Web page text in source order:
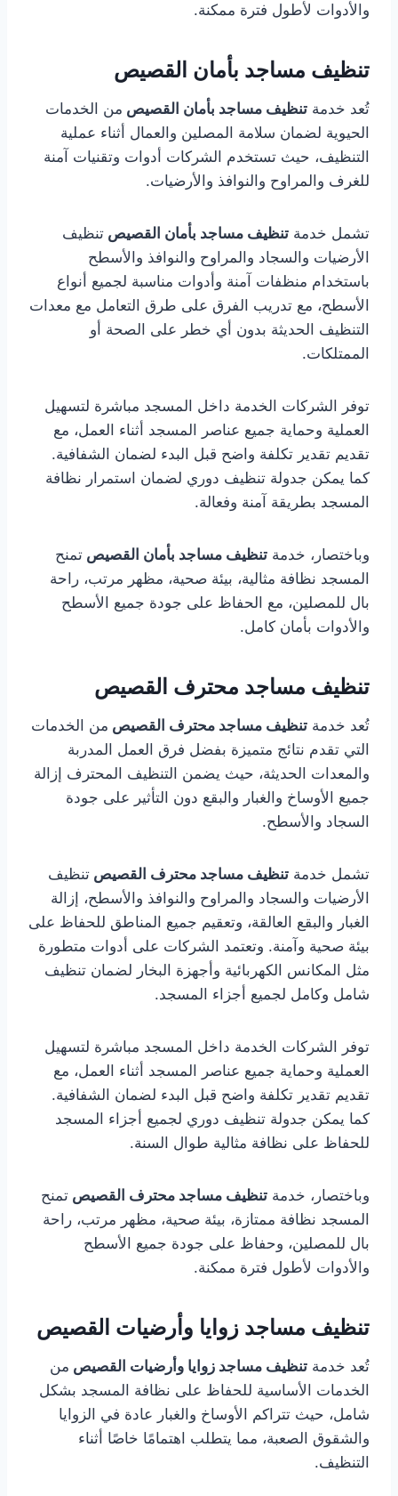
والأدوات لأطول فترة ممكنة.
تنظيف مساجد بأمان القصيص
تُعد خدمة تنظيف مساجد بأمان القصيص من الخدمات
الحيوية لضمان سلامة المصلين والعمال أثناء عملية
التنظيف، حيث تستخدم الشركات أدوات وتقنيات آمنة
للغرف والمراوح والنوافذ والأرضيات.
تشمل خدمة تنظيف مساجد بأمان القصيص تنظيف
الأرضيات والسجاد والمراوح والنوافذ والأسطح
باستخدام منظفات آمنة وأدوات مناسبة لجميع أنواع
الأسطح، مع تدريب الفرق على طرق التعامل مع معدات
التنظيف الحديثة بدون أي خطر على الصحة أو
الممتلكات.
توفر الشركات الخدمة داخل المسجد مباشرة لتسهيل
العملية وحماية جميع عناصر المسجد أثناء العمل، مع
تقديم تقدير تكلفة واضح قبل البدء لضمان الشفافية.
كما يمكن جدولة تنظيف دوري لضمان استمرار نظافة
المسجد بطريقة آمنة وفعالة.
وباختصار، خدمة تنظيف مساجد بأمان القصيص تمنح
المسجد نظافة مثالية، بيئة صحية، مظهر مرتب، راحة
بال للمصلين، مع الحفاظ على جودة جميع الأسطح
والأدوات بأمان كامل.
تنظيف مساجد محترف القصيص
تُعد خدمة تنظيف مساجد محترف القصيص من الخدمات
التي تقدم نتائج متميزة بفضل فرق العمل المدربة
والمعدات الحديثة، حيث يضمن التنظيف المحترف إزالة
جميع الأوساخ والغبار والبقع دون التأثير على جودة
السجاد والأسطح.
تشمل خدمة تنظيف مساجد محترف القصيص تنظيف
الأرضيات والسجاد والمراوح والنوافذ والأسطح، إزالة
الغبار والبقع العالقة، وتعقيم جميع المناطق للحفاظ على
بيئة صحية وآمنة. وتعتمد الشركات على أدوات متطورة
مثل المكانس الكهربائية وأجهزة البخار لضمان تنظيف
شامل وكامل لجميع أجزاء المسجد.
توفر الشركات الخدمة داخل المسجد مباشرة لتسهيل
العملية وحماية جميع عناصر المسجد أثناء العمل، مع
تقديم تقدير تكلفة واضح قبل البدء لضمان الشفافية.
كما يمكن جدولة تنظيف دوري لجميع أجزاء المسجد
للحفاظ على نظافة مثالية طوال السنة.
وباختصار، خدمة تنظيف مساجد محترف القصيص تمنح
المسجد نظافة ممتازة، بيئة صحية، مظهر مرتب، راحة
بال للمصلين، وحفاظ على جودة جميع الأسطح
والأدوات لأطول فترة ممكنة.
تنظيف مساجد زوايا وأرضيات القصيص
تُعد خدمة تنظيف مساجد زوايا وأرضيات القصيص من
الخدمات الأساسية للحفاظ على نظافة المسجد بشكل
شامل، حيث تتراكم الأوساخ والغبار عادة في الزوايا
والشقوق الصعبة، مما يتطلب اهتمامًا خاصًا أثناء
التنظيف.